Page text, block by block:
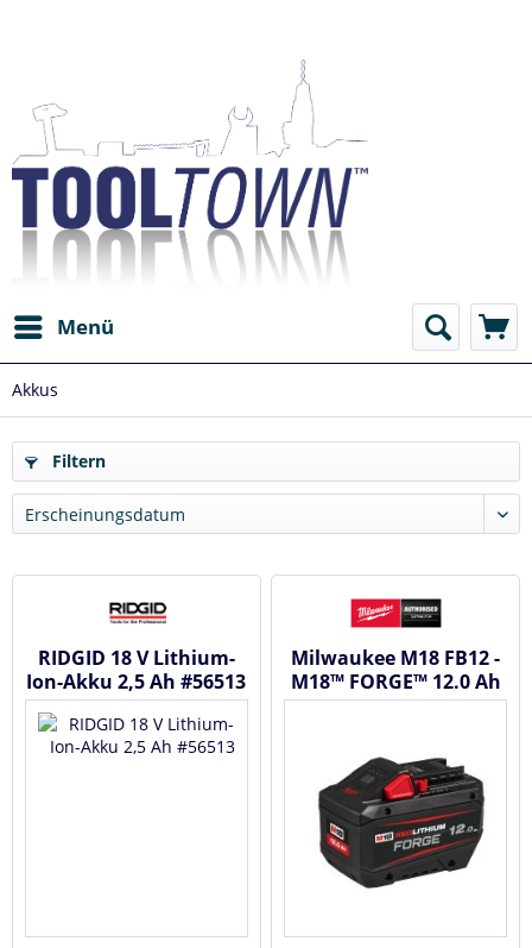
Menü
Akkus
Filtern
RIDGID 18 V Lithium-
Ion-Akku 2,5 Ah #56513
Milwaukee M18 FB12 -
M18™ FORGE™ 12.0 Ah
Akku #4932492651